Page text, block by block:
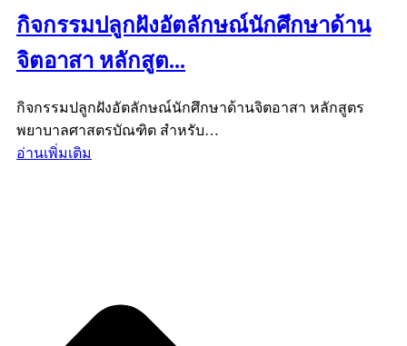
กิจกรรมปลูกฝังอัตลักษณ์นักศึกษาด้าน
จิตอาสา หลักสูต...
กิจกรรมปลูกฝังอัตลักษณ์นักศึกษาด้านจิตอาสา หลักสูตร
พยาบาลศาสตรบัณฑิต สำหรับ…
อ่านเพิ่มเติม